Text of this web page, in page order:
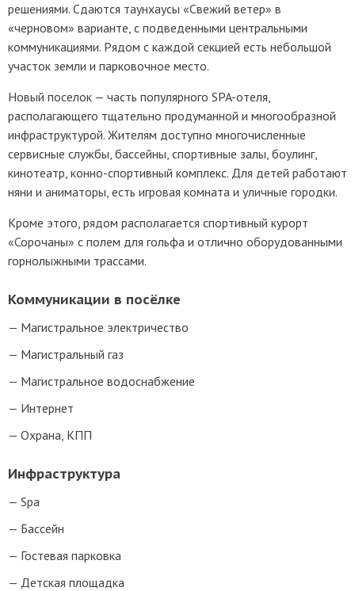
решениями. Сдаются таунхаусы «Свежий ветер» в
«черновом» варианте, с подведенными центральными
коммуникациями. Рядом с каждой секцией есть небольшой
участок земли и парковочное место.
Новый поселок — часть популярного SPA-отеля,
располагающего тщательно продуманной и многообразной
инфраструктурой. Жителям доступно многочисленные
сервисные службы, бассейны, спортивные залы, боулинг,
кинотеатр, конно-спортивный комплекс. Для детей работают
няни и аниматоры, есть игровая комната и уличные городки.
Кроме этого, рядом располагается спортивный курорт
«Сорочаны» с полем для гольфа и отлично оборудованными
горнолыжными трассами.
Коммуникации в посёлке
Магистральное электричество
Магистральный газ
Магистральное водоснабжение
Интернет
Охрана, КПП
Инфраструктура
Spa
Бассейн
Гостевая парковка
Детская площадка